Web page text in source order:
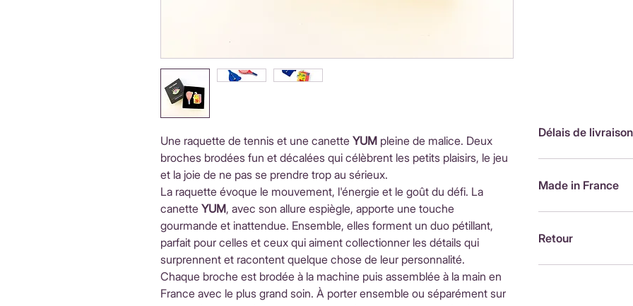
Une raquette de tennis et une canette YUM pleine de malice. Deux
broches brodées fun et décalées qui célèbrent les petits plaisirs, le jeu
et la joie de ne pas se prendre trop au sérieux.
La raquette évoque le mouvement, l'énergie et le goût du défi. La
canette YUM, avec son allure espiègle, apporte une touche
gourmande et inattendue. Ensemble, elles forment un duo pétillant,
parfait pour celles et ceux qui aiment collectionner les détails qui
surprennent et racontent quelque chose de leur personnalité.
Chaque broche est brodée à la machine puis assemblée à la main en
France avec le plus grand soin. À porter ensemble ou séparément sur
Délais de livraison
de livraison : 3,90
fonction du pays
Made in France
France, par
Retour